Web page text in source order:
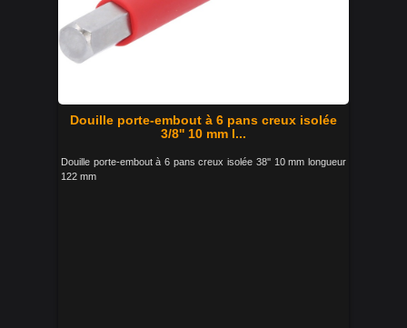
Douille porte-embout à 6 pans creux isolée
3/8'' 10 mm l...
Douille porte-embout à 6 pans creux isolée 38'' 10 mm longueur
122 mm